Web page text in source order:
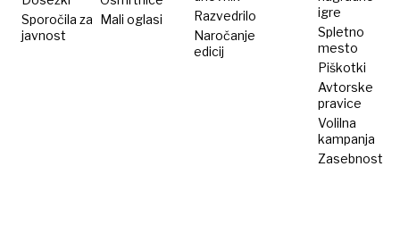
Sporočila za
javnost
Mali oglasi
Razvedrilo
Naročanje
edicij
igre
Spletno
mesto
Piškotki
Avtorske
pravice
Volilna
kampanja
Zasebnost